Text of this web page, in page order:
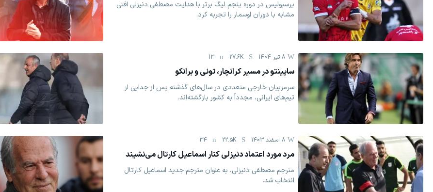
پرسپولیس در دوره پنجم لیگ برتر با هدایت مصطفی دنیزلی افتی
مشابه با دوران اوسمار را تجربه کرد.
8 تیر 1404 27.6K
13
ساپینتو در مسیر کرانچار، تونی و برانکو
سرمربیان خارجی متعددی در سال‌های گذشته پس از جدایی از
تیم‌های ایرانی، مجدداً به کشور بازگشته‌اند.
8 اسفند 1403 22.5K
34
مرد مورد اعتماد دنیزلی کنار اسماعیل کارتال می‌نشیند
مترجم مصطفی دنیزلی، به عنوان مترجم جدید اسماعیل کارتال
انتخاب شد.